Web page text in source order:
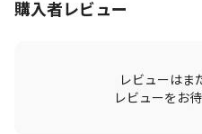
購入者レビュー
レビューはま
レビューをお